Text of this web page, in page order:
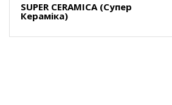
SUPER CERAMICA (Супер
Кераміка)